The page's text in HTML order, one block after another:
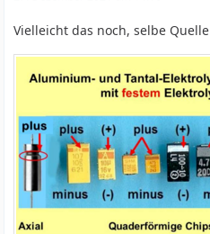
Vielleicht das noch, selbe Quelle